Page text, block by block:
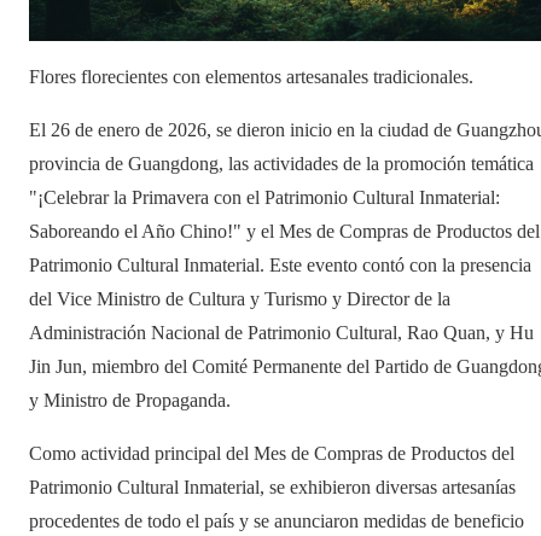
Flores florecientes con elementos artesanales tradicionales.
El 26 de enero de 2026, se dieron inicio en la ciudad de
provincia de Guangdong, las actividades de la promoción temática
"¡Celebrar la Primavera con el Patrimonio Cultural Inmaterial:
Saboreando el Año Chino!" y el Mes de Compras de Productos del
Patrimonio Cultural Inmaterial. Este evento contó con la presencia
del Vice Ministro de Cultura y Turismo y Director de la
Administración Nacional de Patrimonio Cultural, Rao Quan, y Hu
Jin Jun, miembro del Comité Permanente del Partido de
y Ministro de Propaganda.
Como actividad principal del Mes de Compras de Productos del
Patrimonio Cultural Inmaterial, se exhibieron diversas artesanías
procedentes de todo el país y se anunciaron medidas de beneficio